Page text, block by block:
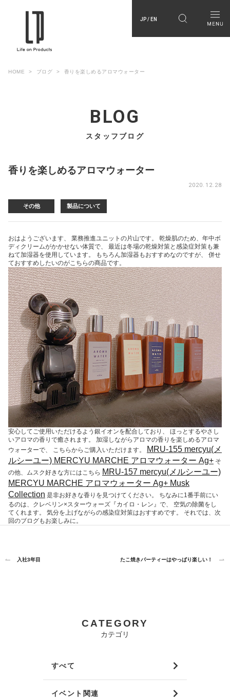
JP / EN
HOME ブログ 香りを楽しめるアロマウォーター
BLOG
スタッフブログ
香りを楽しめるアロマウォーター
2020.12.28
その他 製品について
おはようございます、 業務推進ユニットの片山です。 乾燥肌のため、年中ボ
ディクリームがかかせない体質で、 最近は冬場の乾燥対策と感染症対策も兼
ねて加湿器を使用しています。 もちろん加湿器もおすすめなのですが、 併せ
ておすすめしたいのがこちらの商品です。
安心してご使用いただけるよう銀イオンを配合しており、 ほっとするやさし
いアロマの香りで癒されます。 加湿しながらアロマの香りを楽しめるアロマ
ウォーターで、 こちらからご購入いただけます。
MRU-155 mercyu(メ
ルシーユー) MERCYU MARCHE アロマウォーター Ag+ そ
の他、ムスク好きな方にはこちら MRU-157 mercyu(メルシーユー)
MERCYU MARCHE アロマウォーター Ag+ Musk
Collection 是非お好きな香りを見つけてください。 ちなみに1番手前にい
るのは、クレベリン×スターウォーズ『カイロ・レン』で、 空気の除菌をし
てくれます。 気分を上げながらの感染症対策はおすすめです。 それでは、次
回のブログもお楽しみに。
入社3年目 たこ焼きパーティーはやっぱり楽しい！
CATEGORY
カテゴリ
すべて
イベント関連